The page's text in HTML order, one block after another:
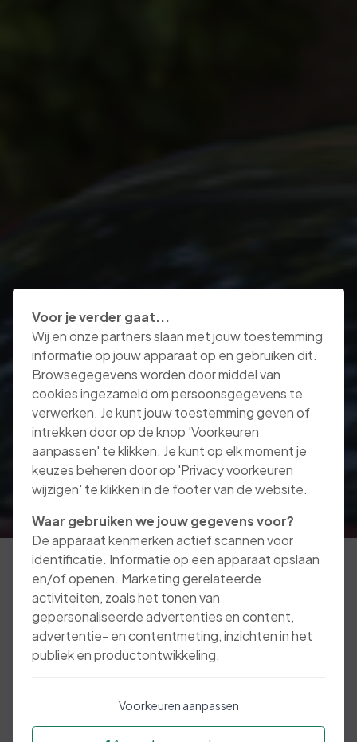
We zijn met z’n allen
vaak en veel onderweg.
ernstige gevolgen, maar gelukkig vaak ook
met alleen materiële schade. Een schade kan
Voor je verder gaat...
Wij en onze partners slaan met jouw toestemming
informatie op jouw apparaat op en gebruiken dit.
Browsegegevens worden door middel van
cookies ingezameld om persoonsgegevens te
verwerken. Je kunt jouw toestemming geven of
intrekken door op de knop 'Voorkeuren
aanpassen' te klikken. Je kunt op elk moment je
keuzes beheren door op 'Privacy voorkeuren
wijzigen' te klikken in de footer van de website.
Waar gebruiken we jouw gegevens voor?
De apparaat kenmerken actief scannen voor
identificatie. Informatie op een apparaat opslaan
en/of openen. Marketing gerelateerde
activiteiten, zoals het tonen van
gepersonaliseerde advertenties en content,
advertentie- en contentmeting, inzichten in het
publiek en productontwikkeling.
Voorkeuren aanpassen